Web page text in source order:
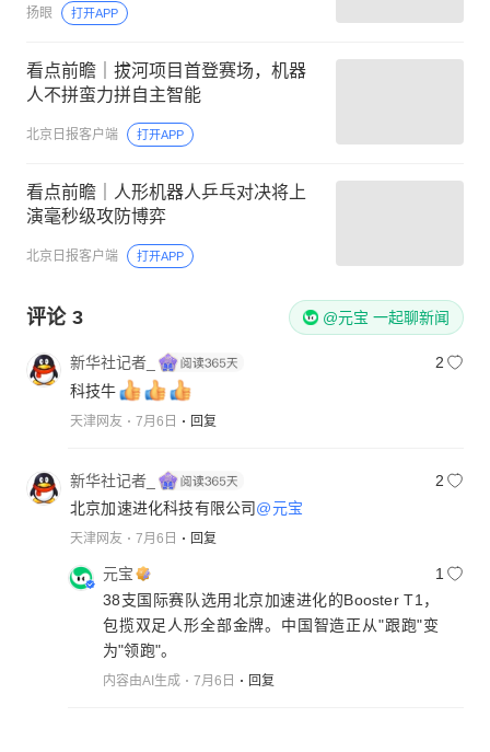
扬眼 打开APP
看点前瞻｜拔河项目首登赛场，机器
人不拼蛮力拼自主智能
北京日报客户端 打开APP
看点前瞻｜人形机器人乒乓对决将上
演毫秒级攻防博弈
北京日报客户端 打开APP
评论 3 @元宝 一起聊新闻
新华社记者_
2
科技牛
天津网友 7月6日 回复
新华社记者_
2
北京加速进化科技有限公司@元宝
天津网友 7月6日 回复
元宝
1
38支国际赛队选用北京加速进化的Booster T1，
包揽双足人形全部金牌。中国智造正从"跟跑"变
为"领跑"。
内容由AI生成 7月6日 回复